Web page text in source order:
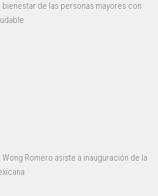
de las personas mayores con
Romero asiste a inauguración de la